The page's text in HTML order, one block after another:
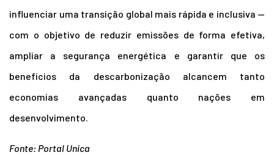
influenciar uma transição global mais rápida e inclusiva —
com o objetivo de reduzir emissões de forma efetiva,
ampliar a segurança energética e garantir que os
benefícios da descarbonização alcancem tanto
economias avançadas quanto nações em
desenvolvimento.
Fonte: Portal Unica